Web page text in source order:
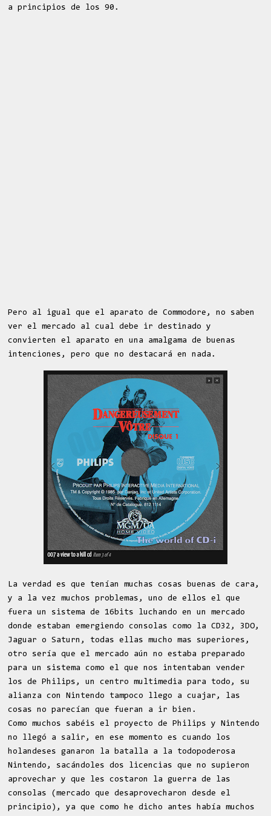
a principios de los 90.
Pero al igual que el aparato de Commodore, no saben
ver el mercado al cual debe ir destinado y
convierten el aparato en una amalgama de buenas
intenciones, pero que no destacará en nada.
La verdad es que tenían muchas cosas buenas de cara,
y a la vez muchos problemas, uno de ellos el que
fuera un sistema de 16bits luchando en un mercado
donde estaban emergiendo consolas como la CD32, 3DO,
Jaguar o Saturn, todas ellas mucho mas superiores,
otro sería que el mercado aún no estaba preparado
para un sistema como el que nos intentaban vender
los de Philips, un centro multimedia para todo, su
alianza con Nintendo tampoco llego a cuajar, las
cosas no parecían que fueran a ir bien.
Como muchos sabéis el proyecto de Philips y Nintendo
no llegó a salir, en ese momento es cuando los
holandeses ganaron la batalla a la todopoderosa
Nintendo, sacándoles dos licencias que no supieron
aprovechar y que les costaron la guerra de las
consolas (mercado que desaprovecharon desde el
principio), ya que como he dicho antes había muchos